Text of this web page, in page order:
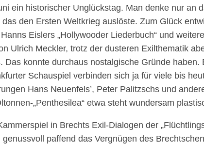
ein historischer Unglückstag. Man denke nur an
den Ersten Weltkrieg auslöste. Zum Glück
Eislers „Hollywooder Liederbuch“ und
Ulrich Meckler, trotz der dusteren Exilthematik
Das konnte durchaus nostalgische Gründe haben.
Schauspiel verbinden sich ja für viele bis
Hans Neuenfels’, Peter Palitzschs und
„Penthesilea“ etwa steht wundersam
in Brechts Exil-Dialogen der
paffend das Vergnügen des